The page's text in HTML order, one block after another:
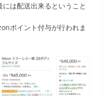
は配送出来るということ
ポイント付与が行われま